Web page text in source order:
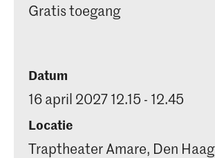
Gratis toegang
Datum
16 april 2027 12.15 - 12.45
Locatie
Traptheater Amare, Den Haag